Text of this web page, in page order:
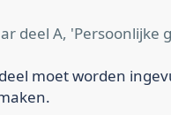
deel A, 'Persoonlijke
moet worden